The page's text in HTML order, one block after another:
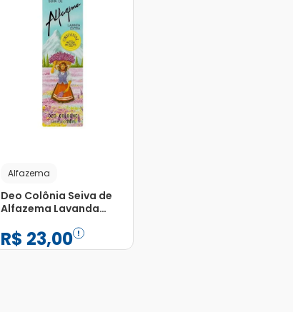
Alfazema
Deo Colônia Seiva de
Alfazema Lavanda
R$ 23,00